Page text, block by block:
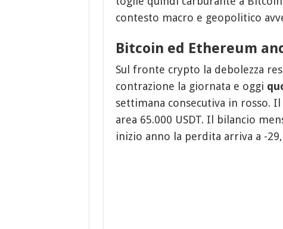
contesto macro e geopolitico
Bitcoin ed Ethereum
Sul fronte crypto la debolezza
contrazione la giornata e oggi
settimana consecutiva in rosso.
area 65.000 USDT. Il bilancio
inizio anno la perdita arriva a -